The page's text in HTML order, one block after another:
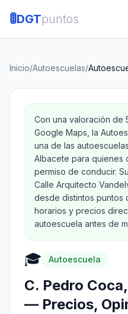
🚦DGTpuntos
Inicio/Autoescuelas/
Con una valoración de
Google Maps, la
una de las
Albacete para quienes
permiso de conducir.
Calle Arquitecto
desde distintos puntos
horarios y precios
autoescuela antes de
🎓 Autoescuela
C. Pedro
— Precios,